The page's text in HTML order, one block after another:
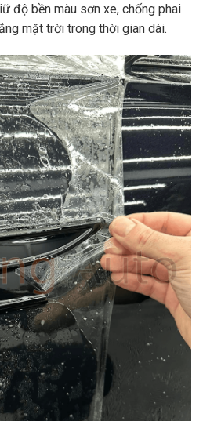
độ bền màu sơn xe, chống phai
mặt trời trong thời gian dài.